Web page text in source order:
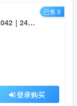
战争之人2｜Men of War II｜官方中文-v1.042｜24.6G｜免安装
登录购买
已售 5